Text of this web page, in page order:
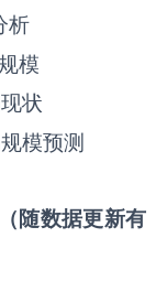
析
模
状
模预测
随数据更新有